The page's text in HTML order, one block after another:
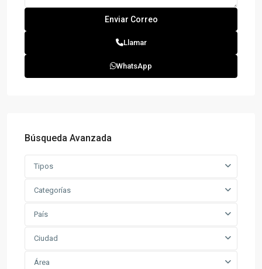
Llamar
WhatsApp
Búsqueda Avanzada
Tipos
Categorías
País
Ciudad
Área